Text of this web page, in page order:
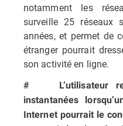
notamment les
surveille 25 réseaux
années, et permet de
étranger pourrait
son activité en ligne.
# L’utilisateur
instantanées
Internet pourrait le